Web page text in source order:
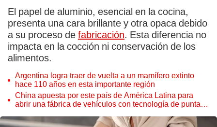
El papel de aluminio, esencial en la cocina,
presenta una cara brillante y otra opaca debido
a su proceso de fabricación. Esta diferencia no
impacta en la cocción ni conservación de los
alimentos.
Argentina logra traer de vuelta a un mamífero extinto
hace 110 años en esta importante región
China apuesta por este país de América Latina para
abrir una fábrica de vehículos con tecnología de punta: